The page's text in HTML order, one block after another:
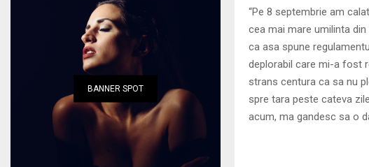
“Pe 8 septembrie am
cea mai mare umilinta
ca asa spune
deplorabil care mi-a fost
strans centura ca sa nu
spre tara peste cateva
acum, ma gandesc sa o
BANNER SPOT